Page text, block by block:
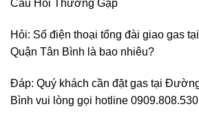
Câu Hỏi Thường Gặp
Hỏi: Số điện thoại tổng đài giao gas
Quận Tân Bình là bao nhiêu?
Đáp: Quý khách cần đặt gas tại
Bình vui lòng gọi hotline